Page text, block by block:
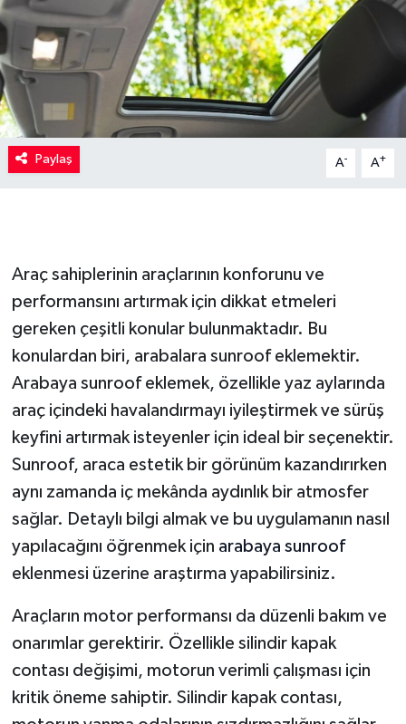
Paylaş A- A+
Araç sahiplerinin araçlarının konforunu ve
performansını artırmak için dikkat etmeleri
gereken çeşitli konular bulunmaktadır. Bu
konulardan biri, arabalara sunroof eklemektir.
Arabaya sunroof eklemek, özellikle yaz aylarında
araç içindeki havalandırmayı iyileştirmek ve sürüş
keyfini artırmak isteyenler için ideal bir seçenektir.
Sunroof, araca estetik bir görünüm kazandırırken
aynı zamanda iç mekânda aydınlık bir atmosfer
sağlar. Detaylı bilgi almak ve bu uygulamanın nasıl
yapılacağını öğrenmek için arabaya sunroof
eklenmesi üzerine araştırma yapabilirsiniz.
Araçların motor performansı da düzenli bakım ve
onarımlar gerektirir. Özellikle silindir kapak
contası değişimi, motorun verimli çalışması için
kritik öneme sahiptir. Silindir kapak contası,